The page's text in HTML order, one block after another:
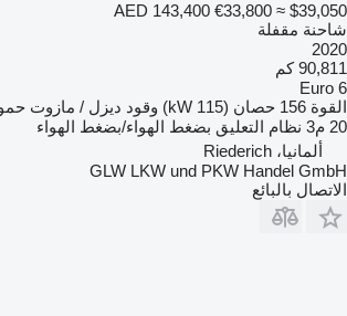
AED 143,400 €33,800 ≈ $39,050
شاحنة مقفلة
2020
90,811 كم
Euro 6
القوة 156 حصان (115 kW) وقود ديزل / مازوت
20 م3
نظام التعليق بضغط الهواء/بضغط الهواء
ألمانيا، Riederich
GLW LKW und PKW Handel GmbH
الاتصال بالبائع